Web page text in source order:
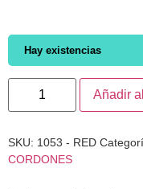
Hay existencias
Añadir
SKU: 1053 - RED
CORDONES